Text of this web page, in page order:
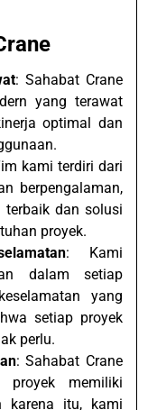
: Sahabat Crane
yang terawat
optimal dan
kami terdiri dari
berpengalaman,
terbaik dan solusi
proyek.
: Kami
dalam setiap
yang
setiap proyek
perlu.
: Sahabat Crane
proyek memiliki
karena itu, kami